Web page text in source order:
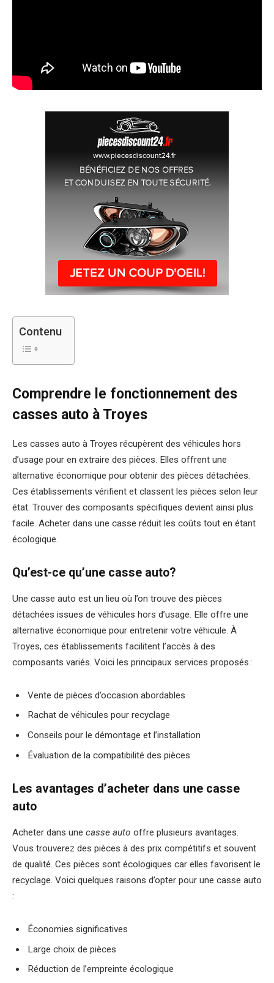
Contenu
Comprendre le fonctionnement des
casses auto à Troyes
Les casses auto à Troyes récupèrent des véhicules hors
d’usage pour en extraire des pièces. Elles offrent une
alternative économique pour obtenir des pièces détachées.
Ces établissements vérifient et classent les pièces selon leur
état. Trouver des composants spécifiques devient ainsi plus
facile. Acheter dans une casse réduit les coûts tout en étant
écologique.
Qu’est-ce qu’une casse auto?
Une casse auto est un lieu où l’on trouve des pièces
détachées issues de véhicules hors d’usage. Elle offre une
alternative économique pour entretenir votre véhicule. À
Troyes, ces établissements facilitent l’accès à des
composants variés. Voici les principaux services proposés :
Vente de pièces d’occasion abordables
Rachat de véhicules pour recyclage
Conseils pour le démontage et l’installation
Évaluation de la compatibilité des pièces
Les avantages d’acheter dans une casse
auto
Acheter dans une casse auto offre plusieurs avantages.
Vous trouverez des pièces à des prix compétitifs et souvent
de qualité. Ces pièces sont écologiques car elles favorisent le
recyclage. Voici quelques raisons d’opter pour une casse auto
:
Économies significatives
Large choix de pièces
Réduction de l’empreinte écologique